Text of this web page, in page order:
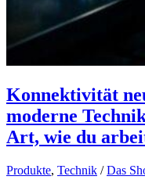
Konnektivität
moderne
Art, wie du
Produkte, Technik /Das